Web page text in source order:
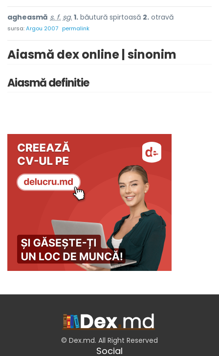
agheasmă s. f. sg. 1. băutură spirtoasă 2. otravă
sursa:Argou 2007 permalink
Aiasmă dex online | sinonim
Aiasmă definitie
© Dex.md. All Right Reserved
Social